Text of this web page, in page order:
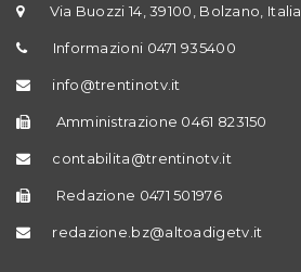
Via Buozzi 14, 39100, Bolzano, Italia
Informazioni 0471 935400
info@trentinotv.it
Amministrazione 0461 823150
contabilita@trentinotv.it
Redazione 0471 501976
redazione.bz@altoadigetv.it